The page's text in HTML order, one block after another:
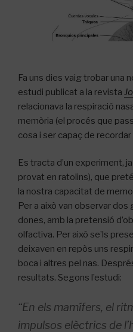
Fa uns dies vaig trobar una
estudi publicat a la revista
relacionava la respiració
memòria (el procés que
cosa i ser capaç de
Es tracta d’un experiment,
provat en ratolins), que
la nostra capacitat de
Per a això van observar
dones, amb la pretensió
olfactiva. Per això se’ls
deixaven en repòs uns
boca i altres pel nas.
resultats. Segons l’estudi:
“En els mamífers, el
impulsos elèctrics de